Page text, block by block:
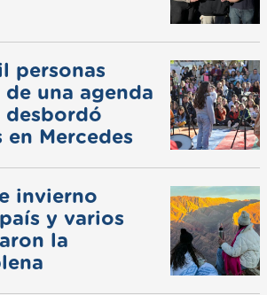
personas
una agenda
desbordó
Mercedes
invierno
y varios
la